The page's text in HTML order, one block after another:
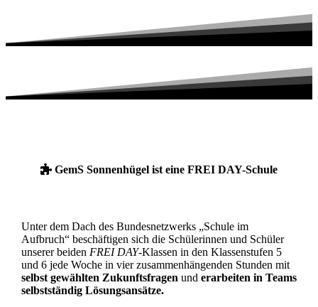
GemS Sonnenhügel ist eine FREI DAY-Schule
Unter dem Dach des Bundesnetzwerks „Schule im
Aufbruch“ beschäftigen sich die Schülerinnen und Schüler
unserer beiden FREI DAY-Klassen in den Klassenstufen 5
und 6 jede Woche in vier zusammenhängenden Stunden mit
selbst gewählten Zukunftsfragen und erarbeiten in Teams
selbstständig Lösungsansätze.